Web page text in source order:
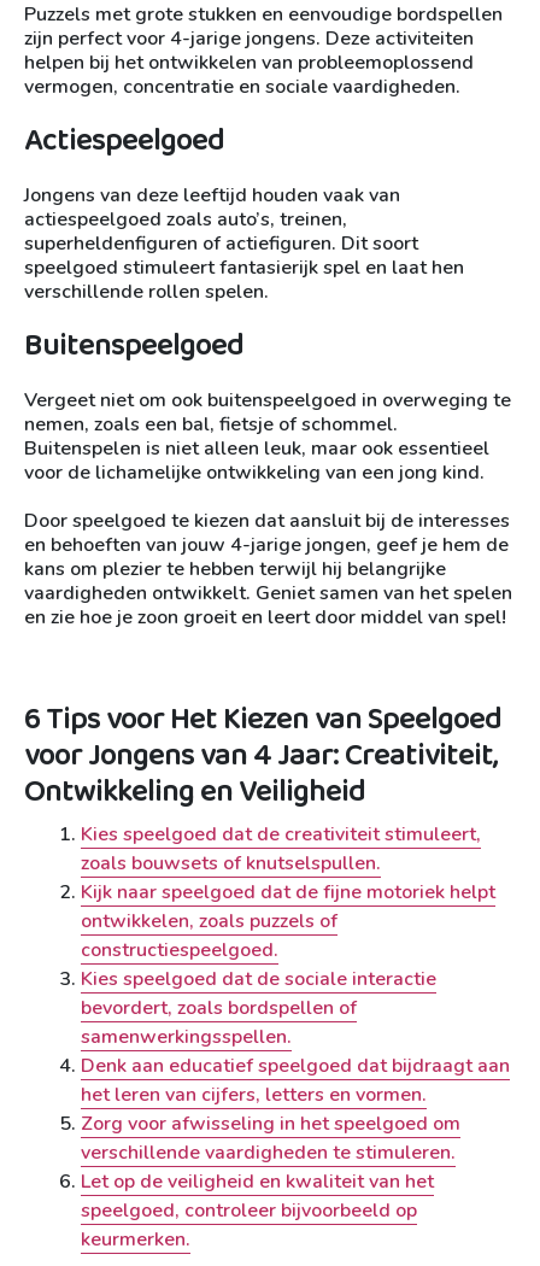
Puzzels met grote stukken en eenvoudige bordspellen
zijn perfect voor 4-jarige jongens. Deze activiteiten
helpen bij het ontwikkelen van probleemoplossend
vermogen, concentratie en sociale vaardigheden.
Actiespeelgoed
Jongens van deze leeftijd houden vaak van
actiespeelgoed zoals auto’s, treinen,
superheldenfiguren of actiefiguren. Dit soort
speelgoed stimuleert fantasierijk spel en laat hen
verschillende rollen spelen.
Buitenspeelgoed
Vergeet niet om ook buitenspeelgoed in overweging te
nemen, zoals een bal, fietsje of schommel.
Buitenspelen is niet alleen leuk, maar ook essentieel
voor de lichamelijke ontwikkeling van een jong kind.
Door speelgoed te kiezen dat aansluit bij de interesses
en behoeften van jouw 4-jarige jongen, geef je hem de
kans om plezier te hebben terwijl hij belangrijke
vaardigheden ontwikkelt. Geniet samen van het spelen
en zie hoe je zoon groeit en leert door middel van spel!
6 Tips voor Het Kiezen van Speelgoed
voor Jongens van 4 Jaar: Creativiteit,
Ontwikkeling en Veiligheid
Kies speelgoed dat de creativiteit stimuleert,
zoals bouwsets of knutselspullen.
Kijk naar speelgoed dat de fijne motoriek helpt
ontwikkelen, zoals puzzels of
constructiespeelgoed.
Kies speelgoed dat de sociale interactie
bevordert, zoals bordspellen of
samenwerkingsspellen.
Denk aan educatief speelgoed dat bijdraagt aan
het leren van cijfers, letters en vormen.
Zorg voor afwisseling in het speelgoed om
verschillende vaardigheden te stimuleren.
Let op de veiligheid en kwaliteit van het
speelgoed, controleer bijvoorbeeld op
keurmerken.